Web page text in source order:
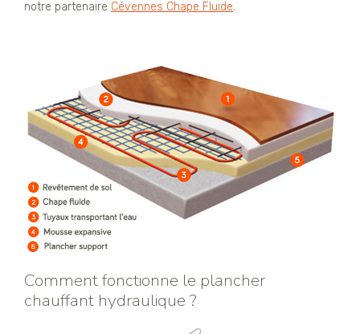
notre partenaire Cévennes Chape Fluide.
Comment fonctionne le plancher
chauffant hydraulique ?